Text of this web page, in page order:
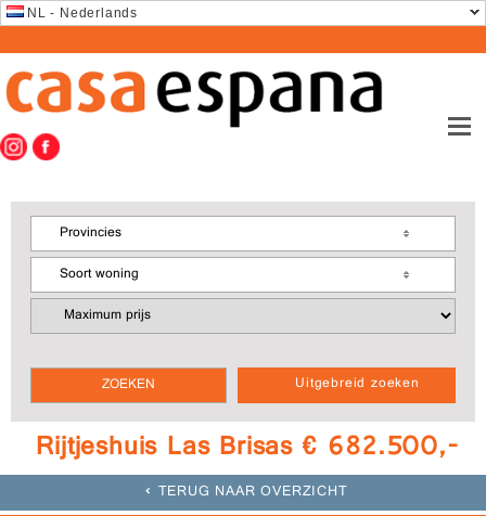
NL - Nederlands
Uitgebreid zoeken
Provincies
Soort woning
Rijtjeshuis Las Brisas € 682.500,-
TERUG NAAR OVERZICHT